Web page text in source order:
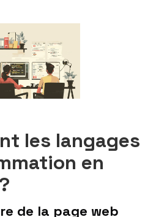
les langages
en
de la page web